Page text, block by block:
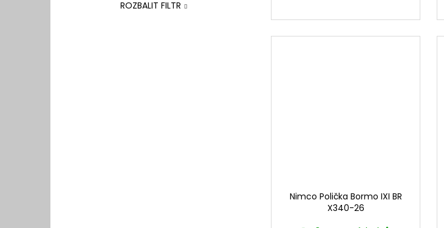
ROZBALIT FILTR
Nimco Polička Bormo IXI BR
X340-26